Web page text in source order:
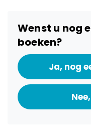
Wenst u nog
boeken?